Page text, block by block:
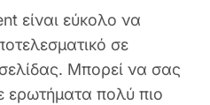
είναι εύκολο να
σε
Μπορεί να σας
ερωτήματα πολύ πιο